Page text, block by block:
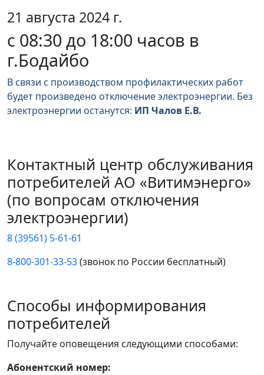
21 августа 2024 г.
с 08:30 до 18:00 часов в
г.Бодайбо
В связи с производством профилактических работ
будет произведено отключение электроэнергии. Без
электроэнергии останутся: ИП Чалов Е.В.
Контактный центр обслуживания
потребителей АО «Витимэнерго»
(по вопросам отключения
электроэнергии)
8 (39561) 5-61-61
8-800-301-33-53(звонок по России бесплатный)
Способы информирования
потребителей
Получайте оповещения следующими способами:
Абонентский номер: